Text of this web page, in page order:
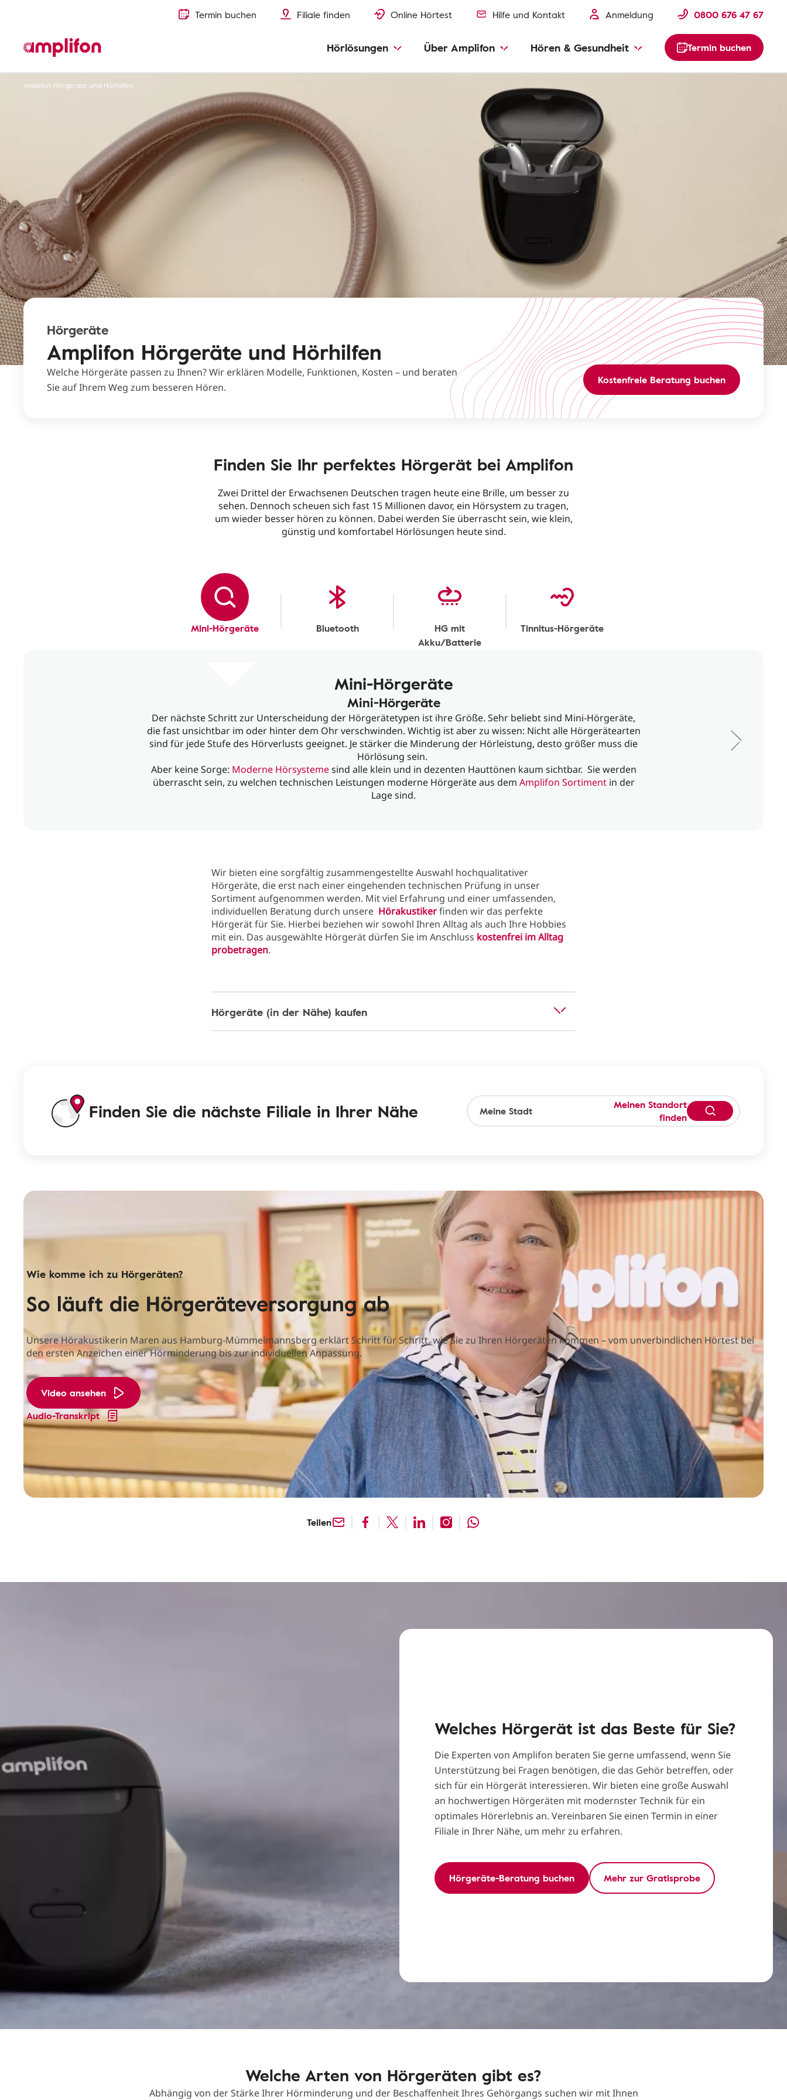
Termin buchen Filiale finden Online Hörtest Hilfe und Kontakt Anmeldung 0800 676 47 67
Hörlösungen Über Amplifon Hören & Gesundheit Termin buchen
Amplifon Hörgeräte und Hörhilfen
Hörgeräte
Amplifon Hörgeräte und Hörhilfen
Welche Hörgeräte passen zu Ihnen? Wir erklären Modelle, Funktionen, Kosten – und beraten
Sie auf Ihrem Weg zum besseren Hören.
Kostenfreie Beratung buchen
Finden Sie Ihr perfektes Hörgerät bei Amplifon
Zwei Drittel der Erwachsenen Deutschen tragen heute eine Brille, um besser zu
sehen. Dennoch scheuen sich fast 15 Millionen davor, ein Hörsystem zu tragen,
um wieder besser hören zu können. Dabei werden Sie überrascht sein, wie klein,
günstig und komfortabel Hörlösungen heute sind.
Mini-Hörgeräte Bluetooth
HG mit
Akku/Batterie
Tinnitus-Hörgeräte
Mini-Hörgeräte
Mini-Hörgeräte
Der nächste Schritt zur Unterscheidung der Hörgerätetypen ist ihre Größe. Sehr beliebt sind Mini-Hörgeräte,
die fast unsichtbar im oder hinter dem Ohr verschwinden. Wichtig ist aber zu wissen: Nicht alle Hörgerätearten
sind für jede Stufe des Hörverlusts geeignet. Je stärker die Minderung der Hörleistung, desto größer muss die
Hörlösung sein.
Aber keine Sorge: Moderne Hörsystemesind alle klein und in dezenten Hauttönen kaum sichtbar. Sie werden
überrascht sein, zu welchen technischen Leistungen moderne Hörgeräte aus dem Amplifon Sortimentin der
Lage sind.
Wir bieten eine sorgfältig zusammengestellte Auswahl hochqualitativer
Hörgeräte, die erst nach einer eingehenden technischen Prüfung in unser
Sortiment aufgenommen werden. Mit viel Erfahrung und einer umfassenden,
individuellen Beratung durch unsere Hörakustikerfinden wir das perfekte
Hörgerät für Sie. Hierbei beziehen wir sowohl Ihren Alltag als auch Ihre Hobbies
mit ein. Das ausgewählte Hörgerät dürfen Sie im Anschluss kostenfrei im Alltag
probetragen.
Hörgeräte (in der Nähe) kaufen
Finden Sie die nächste Filiale in Ihrer Nähe
Meinen Standort
finden
Wie komme ich zu Hörgeräten?
So läuft die Hörgeräteversorgung ab
Unsere Hörakustikerin Maren aus Hamburg-Mümmelmannsberg erklärt Schritt für Schritt, wie Sie zu Ihren Hörgeräten kommen – vom unverbindlichen Hörtest bei
den ersten Anzeichen einer Hörminderung bis zur individuellen Anpassung.
Video ansehen
Audio-Transkript
Teilen
Welches Hörgerät ist das Beste für Sie?
Die Experten von Amplifon beraten Sie gerne umfassend, wenn Sie
Unterstützung bei Fragen benötigen, die das Gehör betreffen, oder
sich für ein Hörgerät interessieren. Wir bieten eine große Auswahl
an hochwertigen Hörgeräten mit modernster Technik für ein
optimales Hörerlebnis an. Vereinbaren Sie einen Termin in einer
Filiale in Ihrer Nähe, um mehr zu erfahren.
Hörgeräte-Beratung buchen Mehr zur Gratisprobe
Welche Arten von Hörgeräten gibt es?
Abhängig von der Stärke Ihrer Hörminderung und der Beschaffenheit Ihres Gehörgangs suchen wir mit Ihnen